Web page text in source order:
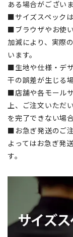
ある場合がござい
■サイズスペック
■ブラウザやお使
加減により、実際
います。
■生地や仕様・デ
干の誤差が生じる
■店舗や各モール
上、ご注文いただ
を完了できない場
■お急ぎ発送のご
よってはお急ぎ発
す。